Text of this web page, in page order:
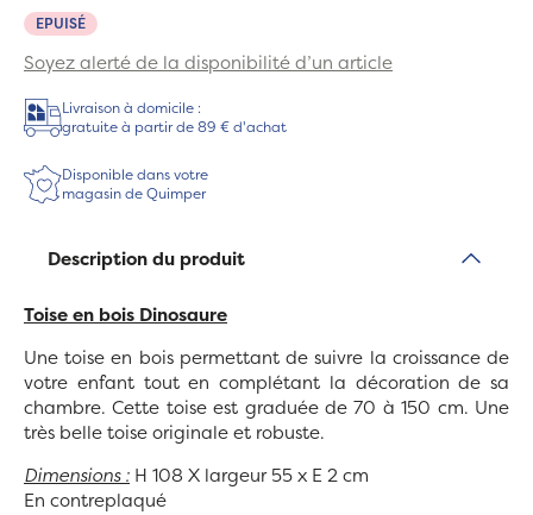
EPUISÉ
Soyez alerté de la disponibilité d’un article
Livraison à domicile :
gratuite à partir de 89 € d'achat
Disponible dans votre
magasin de Quimper
Description du produit
Toise en bois Dinosaure
Une toise en bois permettant de suivre la croissance de
votre enfant tout en complétant la décoration de sa
chambre. Cette toise est graduée de 70 à 150 cm. Une
très belle toise originale et robuste.
Dimensions : H 108 X largeur 55 x E 2 cm
En contreplaqué